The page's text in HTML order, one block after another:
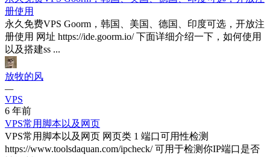
册使用
永久免费VPS Goorm，韩国、美国、德国、印度可选，开放注
册使用 网址 https://ide.goorm.io/ 下面详细介绍一下，如何使用
以及搭建ss ...
放牧的风
—
VPS
6 年前
VPS常用脚本以及网页
VPS常用脚本以及网页 网页类 1 端口可用性检测
https://www.toolsdaquan.com/ipcheck/ 可用于检测你IP端口是否